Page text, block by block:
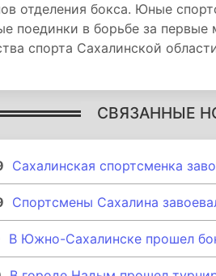
отделения бокса. Юные
поединки в борьбе за
спорта Сахалинской
СВЯЗАННЫЕ
Сахалинская спортсменка
Спортсмены Сахалина
В Южно-Сахалинске прошел